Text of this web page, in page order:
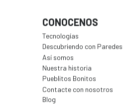
CONOCENOS
Tecnologías
Descubriendo con Paredes
Así somos
Nuestra historia
Pueblitos Bonitos
Contacte con nosotros
Blog